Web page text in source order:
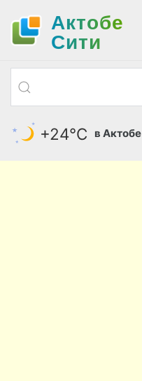
Актобе
Cити
+24°С в Актобе